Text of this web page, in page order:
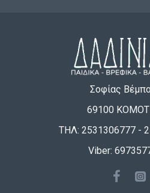
Σοφίας
69100
ΤΗΛ: 2531306777 -
Viber: